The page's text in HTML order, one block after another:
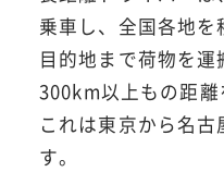
乗車し、全国各地を
目的地まで荷物を
300km以上もの距
これは東京から名
す。